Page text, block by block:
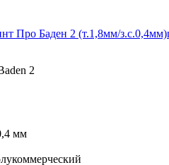
2
мм